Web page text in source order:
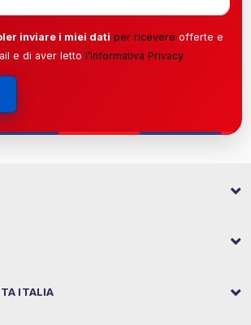
inviare i miei dati per ricevere offerte e
e di aver letto l’Informativa Privacy.
ITALIA